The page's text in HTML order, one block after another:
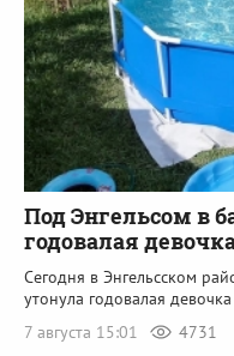
Под Энгельсом в
годовалая
Сегодня в Энгельсском
утонула годовалая девочка
7 августа 15:01
4731